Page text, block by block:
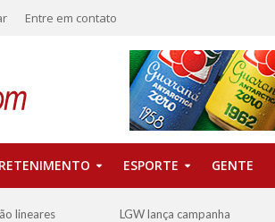
Entre em contato
ESPORTE GENTE
lineares
LGW lança campanha